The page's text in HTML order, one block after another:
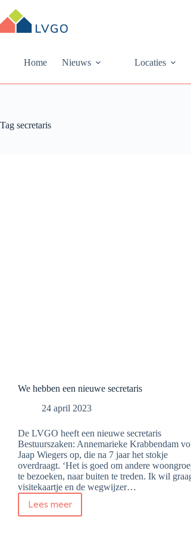
naar
de
Home Nieuws Locaties
Tag secretaris
We hebben een nieuwe secretaris
24 april 2023
De LVGO heeft een nieuwe secretaris
Bestuurszaken: Annemarieke Krabbendam
Jaap Wiegers op, die na 7 jaar het stokje
overdraagt. ‘Het is goed om andere
te bezoeken, naar buiten te treden. Ik wil
visitekaartje en de wegwijzer…
Lees meer
We